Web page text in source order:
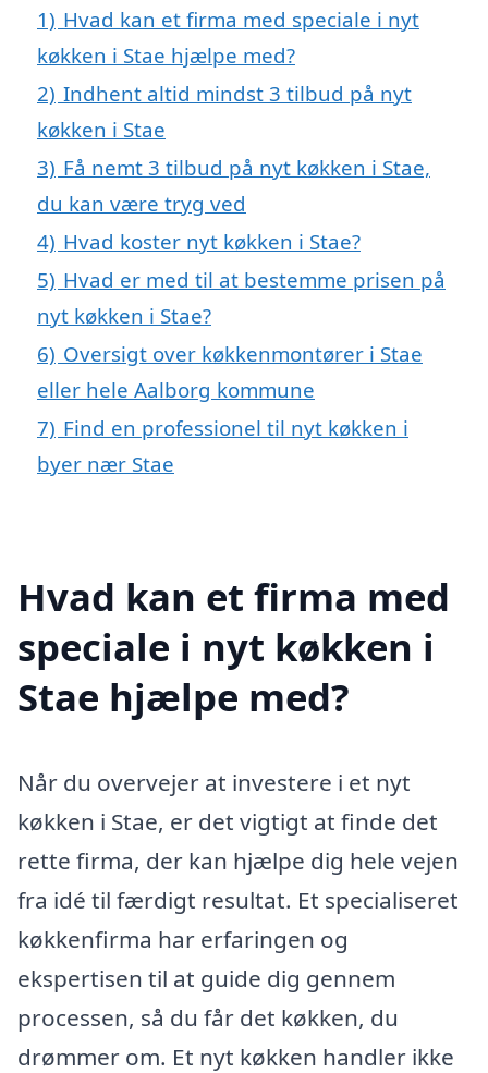
1) Hvad kan et firma med speciale i nyt
køkken i Stae hjælpe med?
2) Indhent altid mindst 3 tilbud på nyt
køkken i Stae
3) Få nemt 3 tilbud på nyt køkken i Stae,
du kan være tryg ved
4) Hvad koster nyt køkken i Stae?
5) Hvad er med til at bestemme prisen på
nyt køkken i Stae?
6) Oversigt over køkkenmontører i Stae
eller hele Aalborg kommune
7) Find en professionel til nyt køkken i
byer nær Stae
Hvad kan et firma med
speciale i nyt køkken i
Stae hjælpe med?
Når du overvejer at investere i et nyt
køkken i Stae, er det vigtigt at finde det
rette firma, der kan hjælpe dig hele vejen
fra idé til færdigt resultat. Et specialiseret
køkkenfirma har erfaringen og
ekspertisen til at guide dig gennem
processen, så du får det køkken, du
drømmer om. Et nyt køkken handler ikke